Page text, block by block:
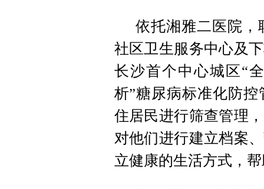
依托湘雅二医院，
社区卫生服务中心及
长沙首个中心城区“
析”糖尿病标准化防
住居民进行筛查管理
对他们进行建立档案
立健康的生活方式，